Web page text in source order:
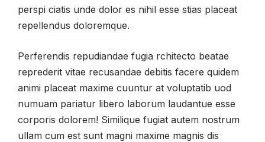
perspi ciatis unde dolor es nihil esse stias placeat
repellendus doloremque.
Perferendis repudiandae fugia rchitecto beatae
reprederit vitae recusandae debitis facere quidem
animi placeat maxime cuuntur at voluptatib uod
numuam pariatur libero laborum laudantue esse
corporis dolorem! Similique fugiat autem nostrum
ullam cum est sunt magni maxime magnis dis